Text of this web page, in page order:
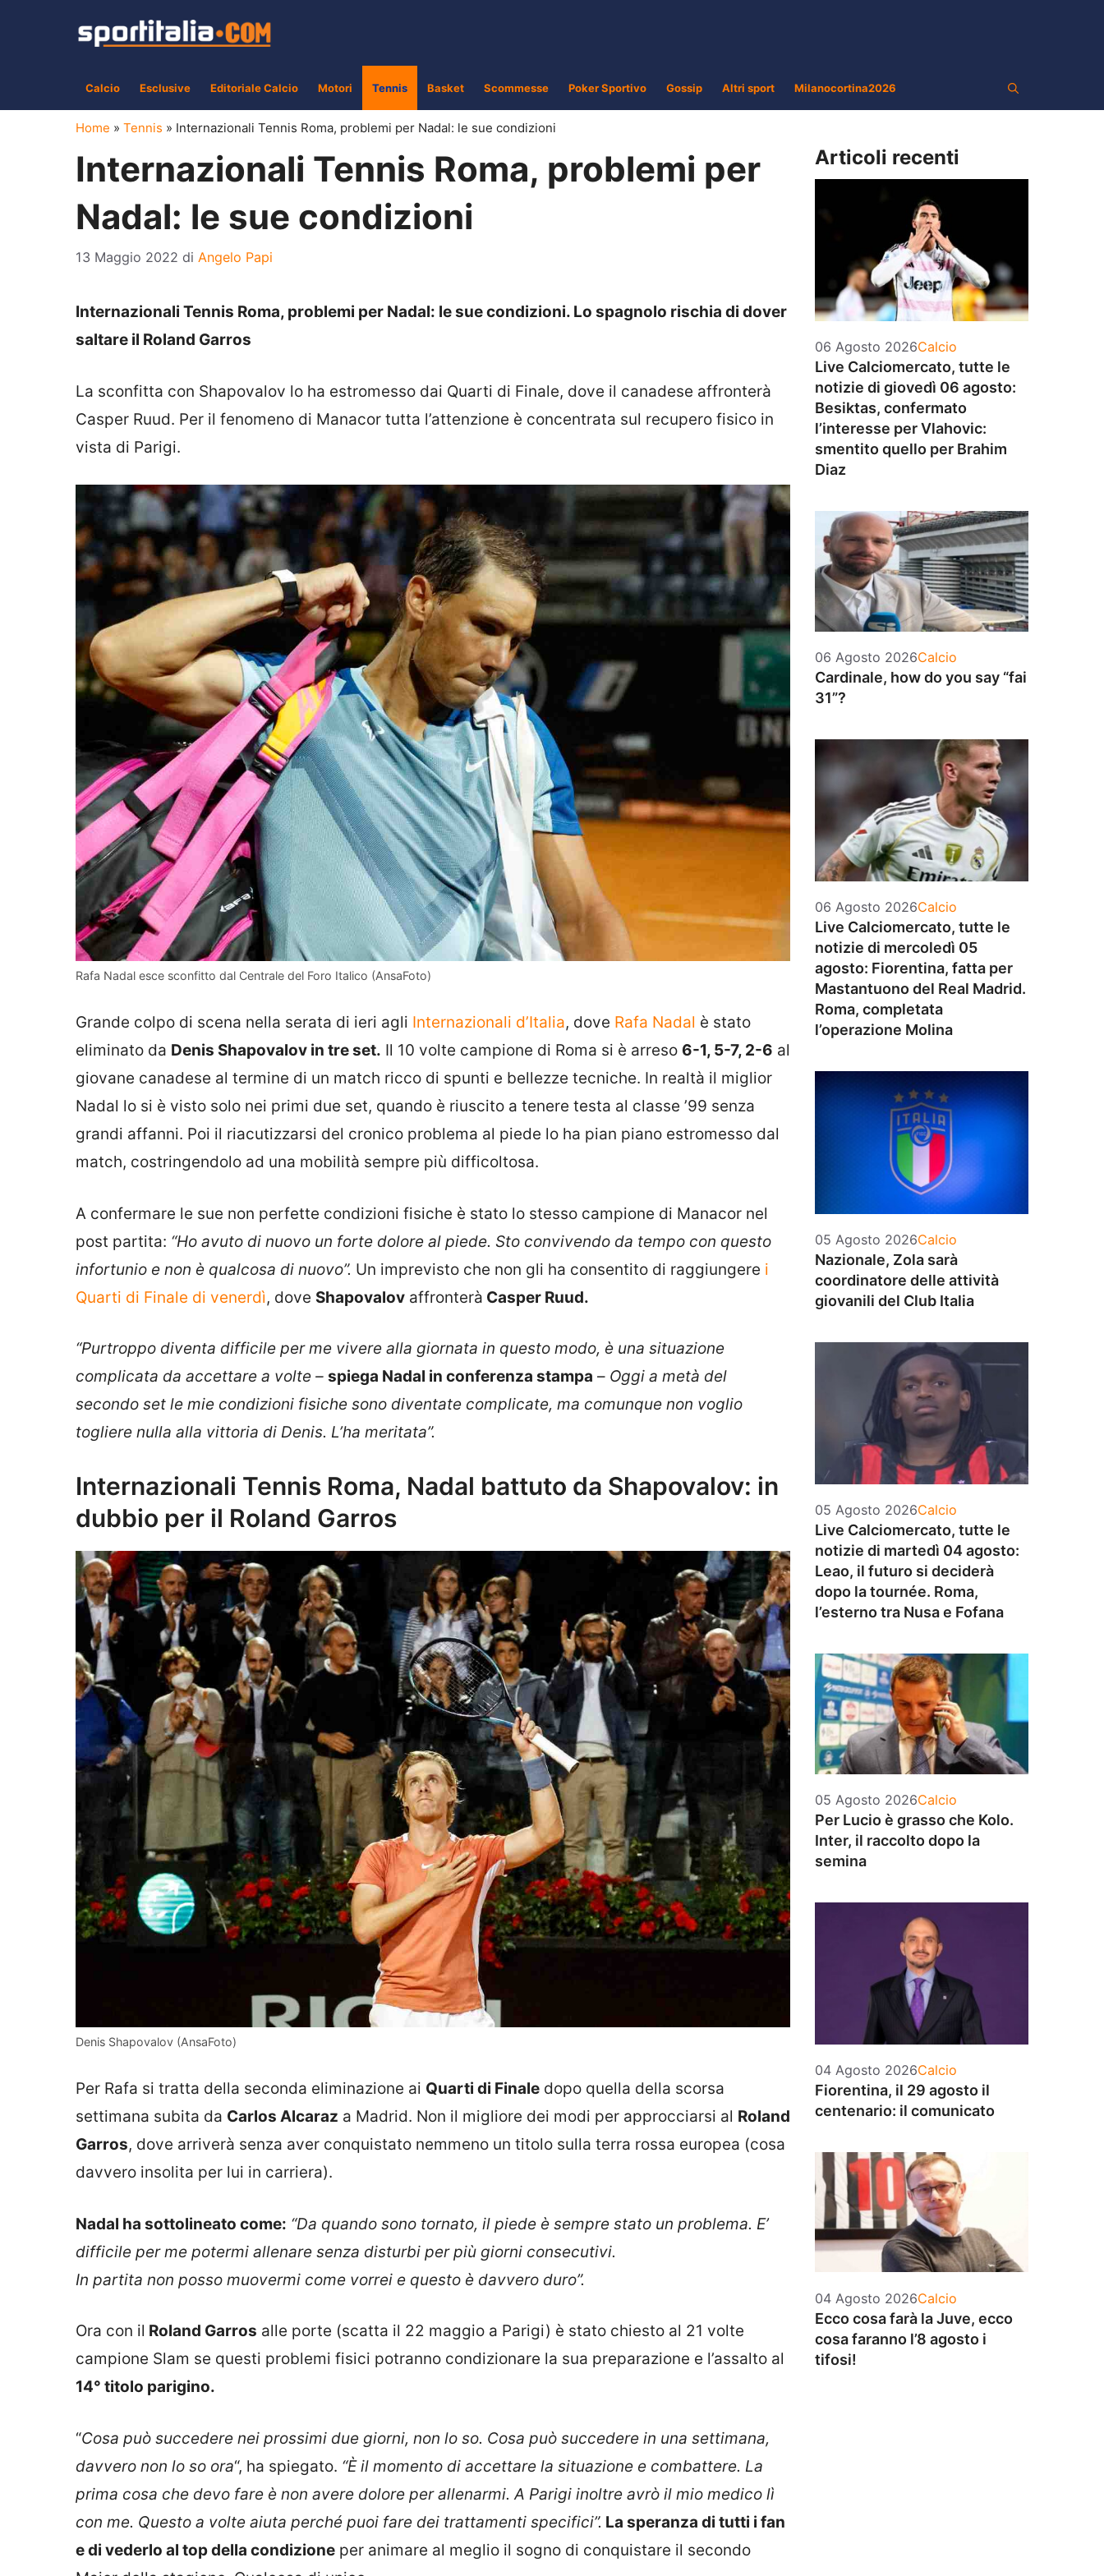
Calcio Esclusive Editoriale Calcio Motori Tennis Basket Scommesse Poker Sportivo Gossip Altri sport Milanocortina2026
Home » Tennis » Internazionali Tennis Roma, problemi per Nadal: le sue condizioni
Internazionali Tennis Roma, problemi per
Nadal: le sue condizioni
13 Maggio 2022 di Angelo Papi
Internazionali Tennis Roma, problemi per Nadal: le sue condizioni. Lo spagnolo rischia di dover
saltare il Roland Garros
La sconfitta con Shapovalov lo ha estromesso dai Quarti di Finale, dove il canadese affronterà
Casper Ruud. Per il fenomeno di Manacor tutta l’attenzione è concentrata sul recupero fisico in
vista di Parigi.
Rafa Nadal esce sconfitto dal Centrale del Foro Italico (AnsaFoto)
Grande colpo di scena nella serata di ieri agli Internazionali d’Italia, dove Rafa Nadal è stato
eliminato da Denis Shapovalov in tre set. Il 10 volte campione di Roma si è arreso 6-1, 5-7, 2-6 al
giovane canadese al termine di un match ricco di spunti e bellezze tecniche. In realtà il miglior
Nadal lo si è visto solo nei primi due set, quando è riuscito a tenere testa al classe ’99 senza
grandi affanni. Poi il riacutizzarsi del cronico problema al piede lo ha pian piano estromesso dal
match, costringendolo ad una mobilità sempre più difficoltosa.
A confermare le sue non perfette condizioni fisiche è stato lo stesso campione di Manacor nel
post partita: “Ho avuto di nuovo un forte dolore al piede. Sto convivendo da tempo con questo
infortunio e non è qualcosa di nuovo”. Un imprevisto che non gli ha consentito di raggiungere i
Quarti di Finale di venerdì, dove Shapovalov affronterà Casper Ruud.
“Purtroppo diventa difficile per me vivere alla giornata in questo modo, è una situazione
complicata da accettare a volte – spiega Nadal in conferenza stampa – Oggi a metà del
secondo set le mie condizioni fisiche sono diventate complicate, ma comunque non voglio
togliere nulla alla vittoria di Denis. L’ha meritata”.
Internazionali Tennis Roma, Nadal battuto da Shapovalov: in
dubbio per il Roland Garros
Denis Shapovalov (AnsaFoto)
Per Rafa si tratta della seconda eliminazione ai Quarti di Finale dopo quella della scorsa
settimana subita da Carlos Alcaraz a Madrid. Non il migliore dei modi per approcciarsi al Roland
Garros, dove arriverà senza aver conquistato nemmeno un titolo sulla terra rossa europea (cosa
davvero insolita per lui in carriera).
Nadal ha sottolineato come: “Da quando sono tornato, il piede è sempre stato un problema. E’
difficile per me potermi allenare senza disturbi per più giorni consecutivi.
In partita non posso muovermi come vorrei e questo è davvero duro”.
Ora con il Roland Garros alle porte (scatta il 22 maggio a Parigi) è stato chiesto al 21 volte
campione Slam se questi problemi fisici potranno condizionare la sua preparazione e l’assalto al
14° titolo parigino.
“Cosa può succedere nei prossimi due giorni, non lo so. Cosa può succedere in una settimana,
davvero non lo so ora“, ha spiegato. “È il momento di accettare la situazione e combattere. La
prima cosa che devo fare è non avere dolore per allenarmi. A Parigi inoltre avrò il mio medico lì
con me. Questo a volte aiuta perché puoi fare dei trattamenti specifici”. La speranza di tutti i fan
e di vederlo al top della condizione per animare al meglio il sogno di conquistare il secondo
Articoli recenti
06 Agosto 2026Categorie
Calcio
Live Calciomercato, tutte le
notizie di giovedì 06 agosto:
Besiktas, confermato
l’interesse per Vlahovic:
smentito quello per Brahim
Diaz
06 Agosto 2026Categorie
Calcio
Cardinale, how do you say “fai
31”?
06 Agosto 2026Categorie
Calcio
Live Calciomercato, tutte le
notizie di mercoledì 05
agosto: Fiorentina, fatta per
Mastantuono del Real Madrid.
Roma, completata
l’operazione Molina
05 Agosto 2026Categorie
Calcio
Nazionale, Zola sarà
coordinatore delle attività
giovanili del Club Italia
05 Agosto 2026Categorie
Calcio
Live Calciomercato, tutte le
notizie di martedì 04 agosto:
Leao, il futuro si deciderà
dopo la tournée. Roma,
l’esterno tra Nusa e Fofana
05 Agosto 2026Categorie
Calcio
Per Lucio è grasso che Kolo.
Inter, il raccolto dopo la
semina
04 Agosto 2026Categorie
Calcio
Fiorentina, il 29 agosto il
centenario: il comunicato
04 Agosto 2026Categorie
Calcio
Ecco cosa farà la Juve, ecco
cosa faranno l’8 agosto i
tifosi!